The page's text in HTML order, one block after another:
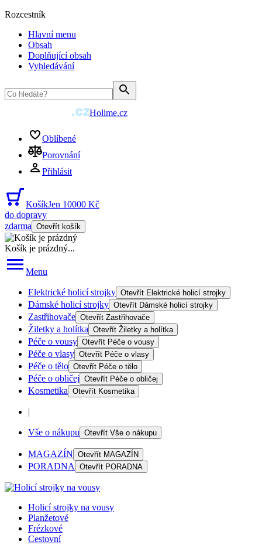
Rozcestník
Hlavní menu
Obsah
Doplňující obsah
Vyhledávání
Holime.cz
Oblíbené
Porovnání
Přihlásit
KošíkJen 10000 Kč
do dopravy
zdarma Otevřít košík
Košík je prázdný...
Menu
Elektrické holicí strojky Otevřít Elektrické holicí strojky
Dámské holicí strojky Otevřít Dámské holicí strojky
Zastřihovače Otevřít Zastřihovače
Žiletky a holítka Otevřít Žiletky a holítka
Péče o vousy Otevřít Péče o vousy
Péče o vlasy Otevřít Péče o vlasy
Péče o tělo Otevřít Péče o tělo
Péče o obličej Otevřít Péče o obličej
Kosmetika Otevřít Kosmetika
|
Vše o nákupu Otevřít Vše o nákupu
MAGAZÍN Otevřít MAGAZÍN
PORADNA Otevřít PORADNA
Holicí strojky na vousy
Planžetové
Frézkové
Cestovní